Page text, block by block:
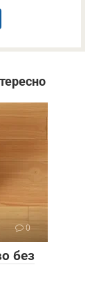
0
без